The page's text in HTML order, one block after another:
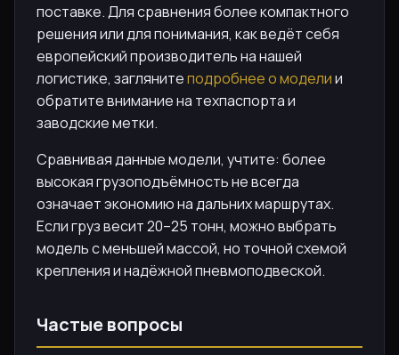
поставке. Для сравнения более компактного
решения или для понимания, как ведёт себя
европейский производитель на нашей
логистике, заглянитеподробнее о моделии
обратите внимание на техпаспорта и
заводские метки.
Сравнивая данные модели, учтите: более
высокая грузоподъёмность не всегда
означает экономию на дальних маршрутах.
Если груз весит 20–25 тонн, можно выбрать
модель с меньшей массой, но точной схемой
крепления и надёжной пневмоподвеской.
Частые вопросы